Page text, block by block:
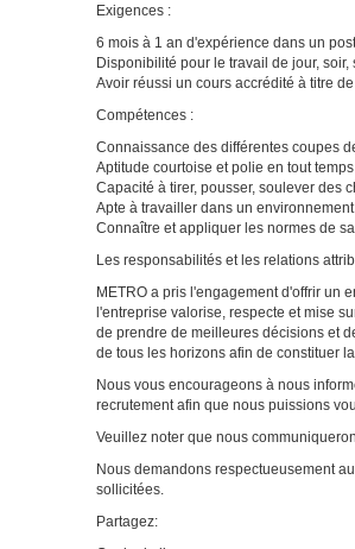
Exigences :
6 mois à 1 an d'expérience dans un
Disponibilité pour le travail de jour,
Avoir réussi un cours accrédité à titre
Compétences :
Connaissance des différentes coupes
Aptitude courtoise et polie en tout
Capacité à tirer, pousser, soulever des
Apte à travailler dans un
Connaître et appliquer les normes de
Les responsabilités et les relations
METRO a pris l'engagement d'offrir un
l'entreprise valorise, respecte et mise
de prendre de meilleures décisions et
de tous les horizons afin de constituer
Nous vous encourageons à nous
recrutement afin que nous puissions
Veuillez noter que nous
Nous demandons respectueusement
sollicitées.
Partagez: